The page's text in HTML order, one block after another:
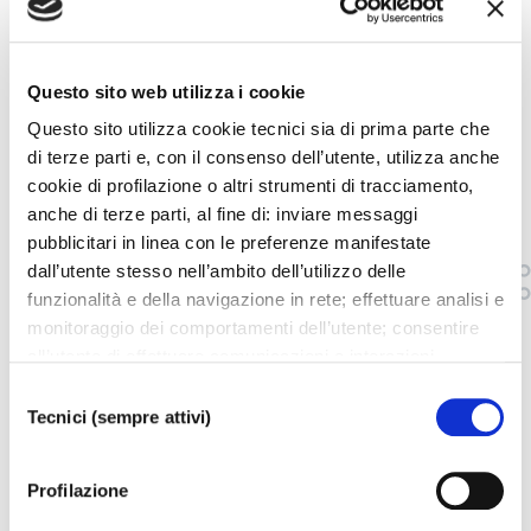
Questo sito web utilizza i cookie
Questo sito utilizza cookie tecnici sia di prima parte che
di terze parti e, con il consenso dell’utente, utilizza anche
cookie di profilazione o altri strumenti di tracciamento,
anche di terze parti, al fine di: inviare messaggi
pubblicitari in linea con le preferenze manifestate
dall’utente stesso nell’ambito dell’utilizzo delle
funzionalità e della navigazione in rete; effettuare analisi e
monitoraggio dei comportamenti dell’utente; consentire
TUTTI”, l’utente acconsente all’uso di tutti i cookie non
tecnici, inclusi quindi quelli di profilazione, analitici e
social. Il consenso è facoltativo e può essere revocato in
qualsiasi momento. Se l’utente desidera modificare le
delTecnici (sempre attivi)
Profilazione
contadini), finalizzato a dare spazio a
ballerini co-protagonisti.
LOCANDINA
Direttrice della compagnia